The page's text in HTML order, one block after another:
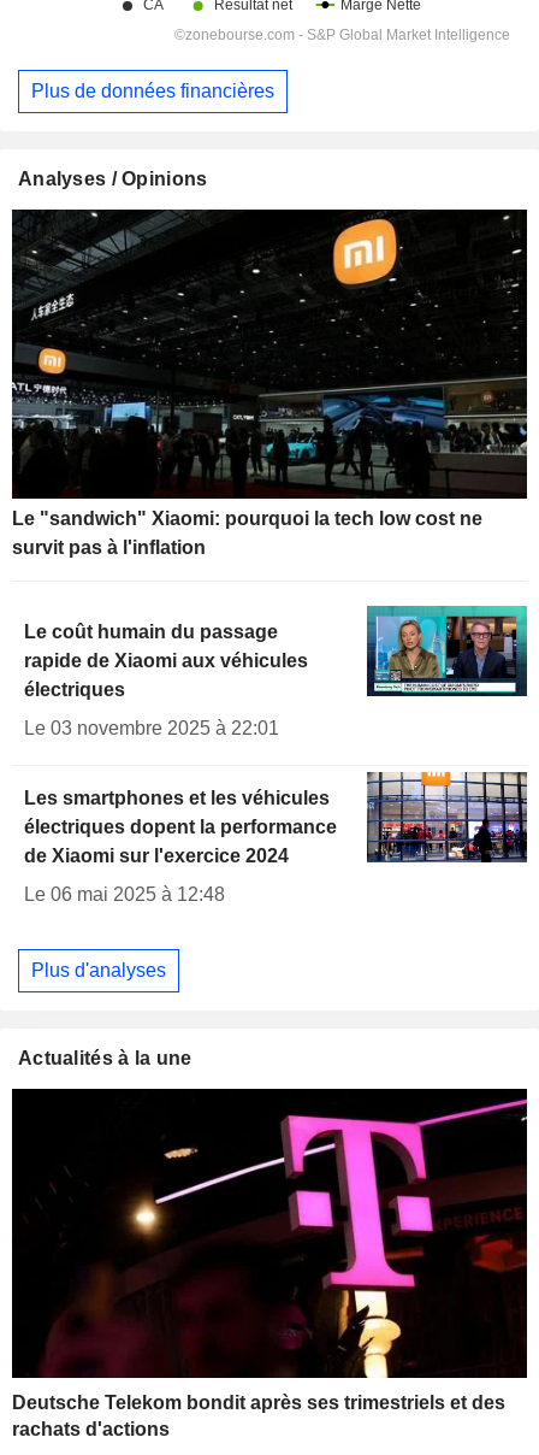
Plus de données financières
Analyses / Opinions
Le "sandwich" Xiaomi: pourquoi la tech low cost ne
survit pas à l'inflation
Le coût humain du passage
rapide de Xiaomi aux véhicules
électriques
Le 03 novembre 2025 à 22:01
Les smartphones et les véhicules
électriques dopent la performance
de Xiaomi sur l'exercice 2024
Le 06 mai 2025 à 12:48
Plus d'analyses
Actualités à la une
Deutsche Telekom bondit après ses trimestriels et des
rachats d'actions